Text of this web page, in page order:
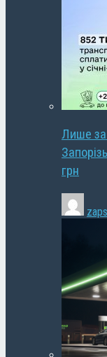
Лише за
грн